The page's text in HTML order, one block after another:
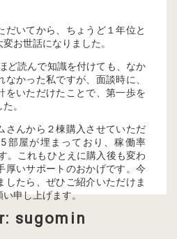
だいてから、ちょうど１年位と
お世話になりました。
ど読んで知識を付けても、なか
かった私ですが、面談時に、
をいただけたことで、第一歩を
。
さんから２棟購入させていただ
部屋が埋まっており、稼働率
。これもひとえに購入後も変わ
厚いサポートのおかげです。今
したら、ぜひご紹介いただけま
申し上げます。
sugomin